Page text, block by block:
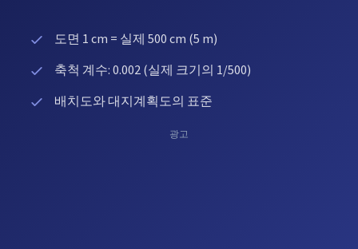
도면 1 cm = 실제 500 cm (5 m)
축척 계수: 0.002 (실제 크기의 1/500)
배치도와 대지계획도의 표준
광고